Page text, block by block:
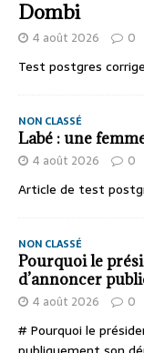
Dombi
4 août 2026 0
Test postgres corrige
NON CLASSÉ
Labé : une
4 août 2026 0
Article de test
NON CLASSÉ
Pourquoi le
d’annoncer
4 août 2026 0
# Pourquoi le